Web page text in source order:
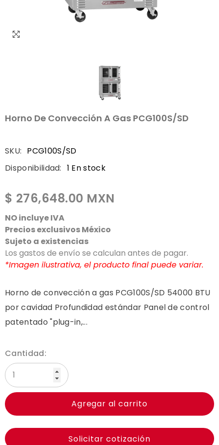
Horno De Convección A Gas PCG100S/SD
SKU: PCG100S/SD
Disponibilidad: 1 En stock
$ 276,648.00 MXN
NO incluye IVA
Precios exclusivos México
Sujeto a existencias
Los gastos de envío se calculan antes de pagar.
*Imagen ilustrativa, el producto final puede variar.
Horno de convección a gas PCG100S/SD 54000 BTU
por cavidad Profundidad estándar Panel de control
patentado "plug-in,...
Cantidad:
Agregar al carrito
Solicitar cotización